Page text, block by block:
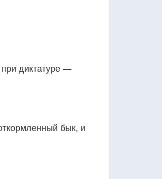
диктатуре —
бык, и